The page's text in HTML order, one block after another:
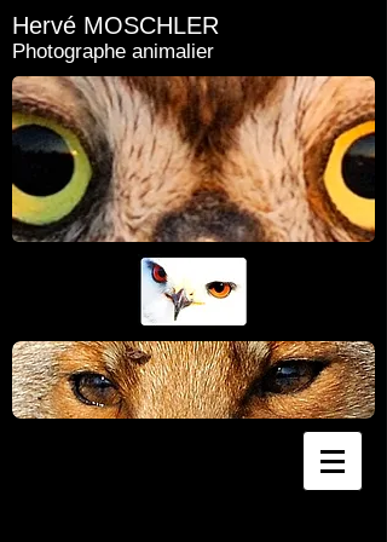
Hervé MOSCHLER
Photographe animalier